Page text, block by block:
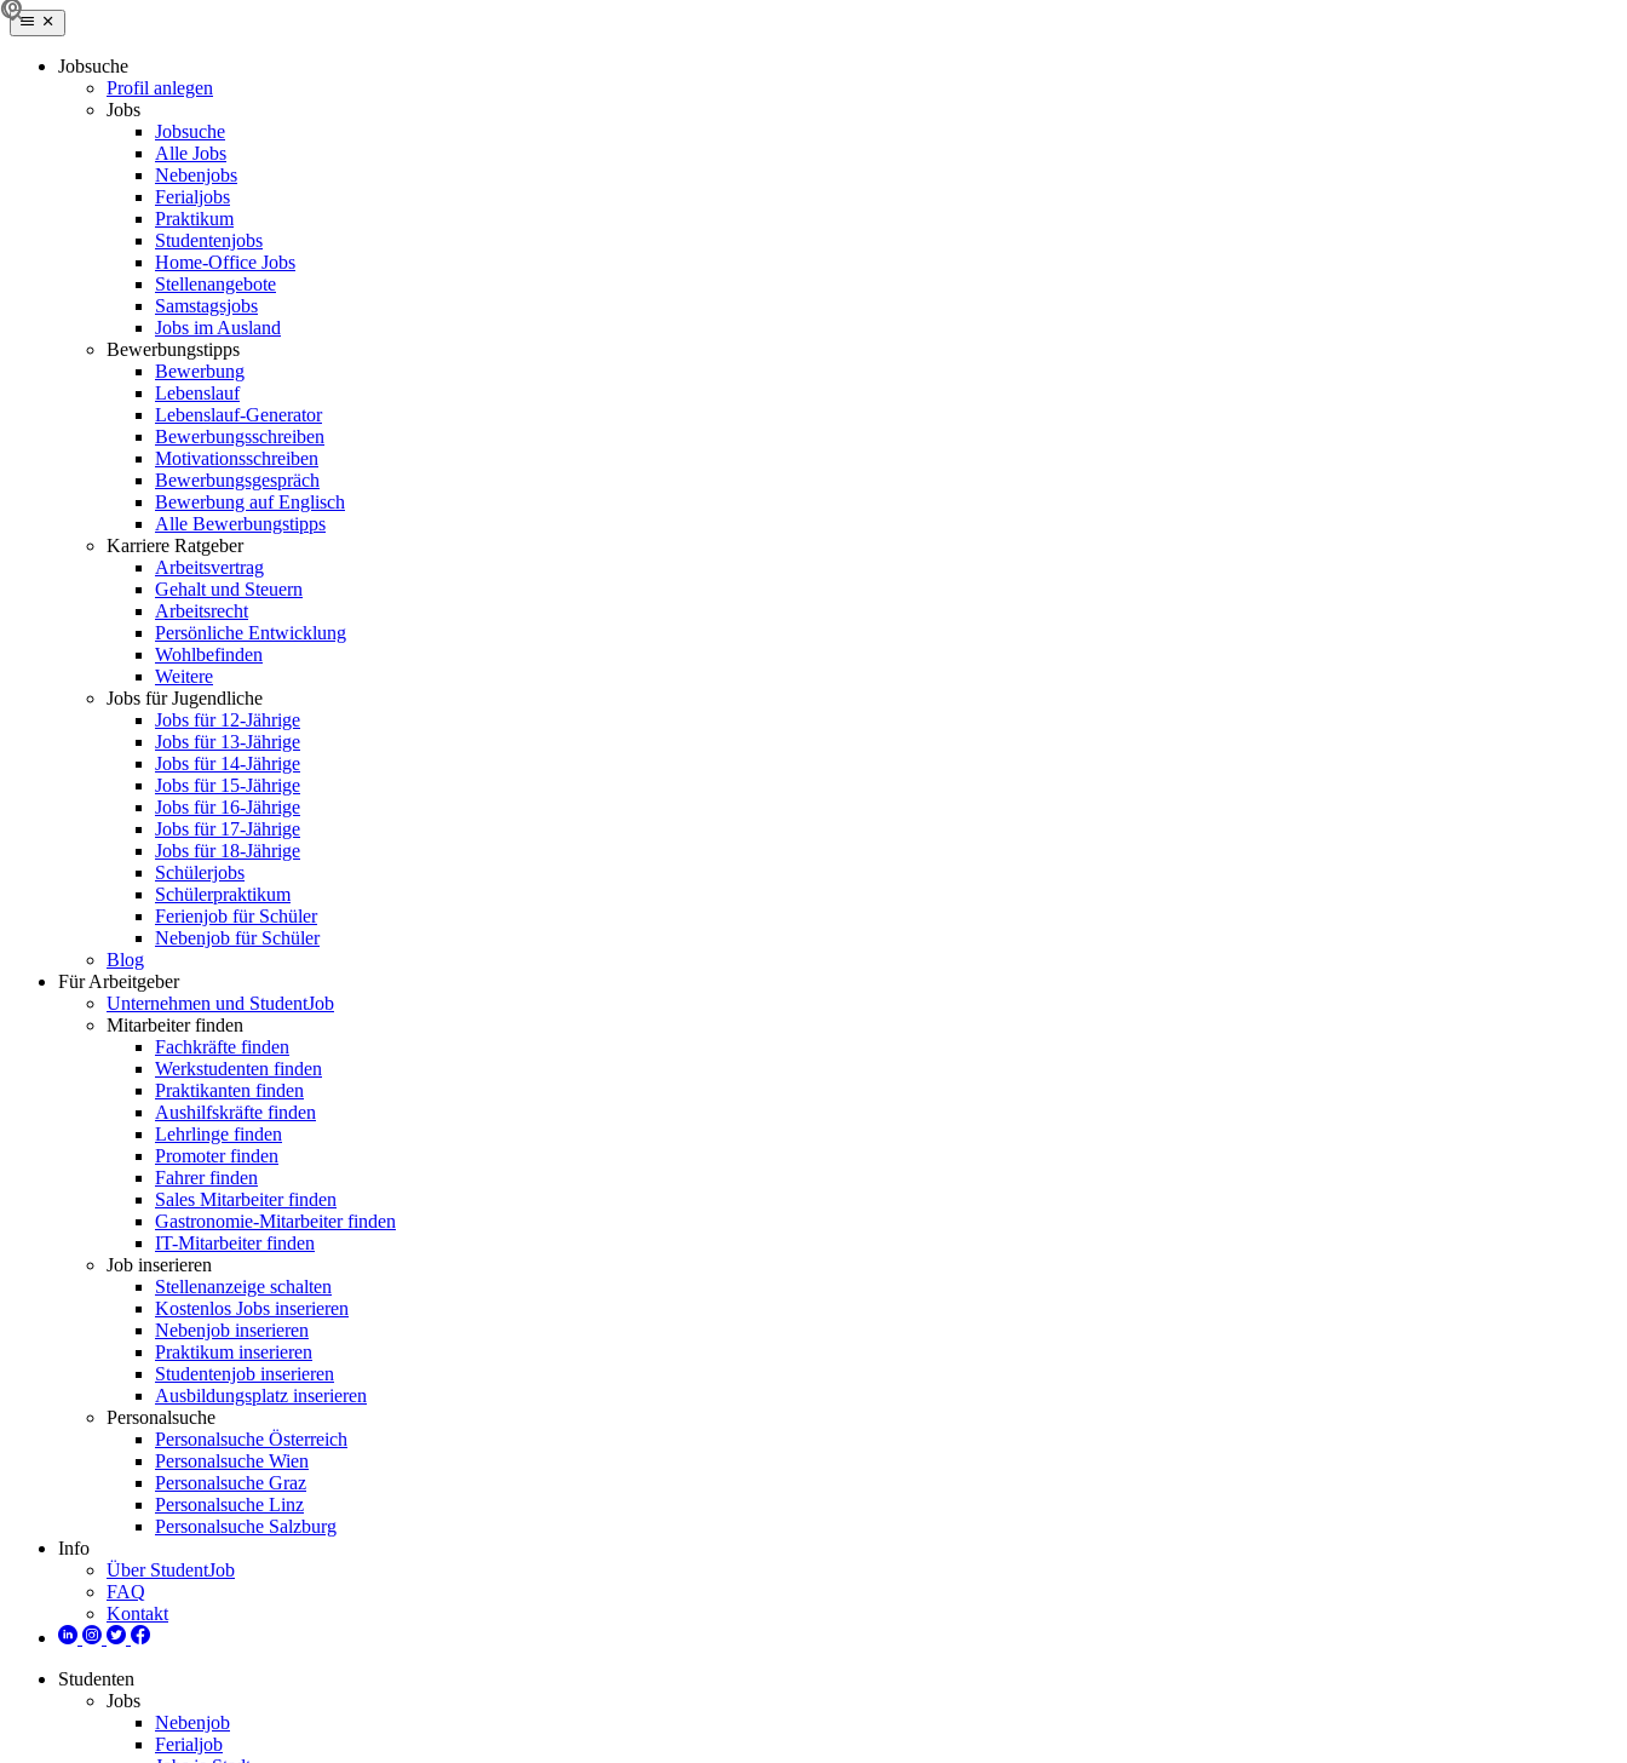
Jobsuche
Profil anlegen
Jobs
Jobsuche
Alle Jobs
Nebenjobs
Ferialjobs
Praktikum
Studentenjobs
Home-Office Jobs
Stellenangebote
Samstagsjobs
Jobs im Ausland
Bewerbungstipps
Bewerbung
Lebenslauf
Lebenslauf-Generator
Bewerbungsschreiben
Motivationsschreiben
Bewerbungsgespräch
Bewerbung auf Englisch
Alle Bewerbungstipps
Karriere Ratgeber
Arbeitsvertrag
Gehalt und Steuern
Arbeitsrecht
Persönliche Entwicklung
Wohlbefinden
Weitere
Jobs für Jugendliche
Jobs für 12-Jährige
Jobs für 13-Jährige
Jobs für 14-Jährige
Jobs für 15-Jährige
Jobs für 16-Jährige
Jobs für 17-Jährige
Jobs für 18-Jährige
Schülerjobs
Schülerpraktikum
Ferienjob für Schüler
Nebenjob für Schüler
Blog
Für Arbeitgeber
Unternehmen und StudentJob
Mitarbeiter finden
Fachkräfte finden
Werkstudenten finden
Praktikanten finden
Aushilfskräfte finden
Lehrlinge finden
Promoter finden
Fahrer finden
Sales Mitarbeiter finden
Gastronomie-Mitarbeiter finden
IT-Mitarbeiter finden
Job inserieren
Stellenanzeige schalten
Kostenlos Jobs inserieren
Nebenjob inserieren
Praktikum inserieren
Studentenjob inserieren
Ausbildungsplatz inserieren
Personalsuche
Personalsuche Österreich
Personalsuche Wien
Personalsuche Graz
Personalsuche Linz
Personalsuche Salzburg
Info
Über StudentJob
FAQ
Kontakt
Studenten
Jobs
Nebenjob
Ferialjob